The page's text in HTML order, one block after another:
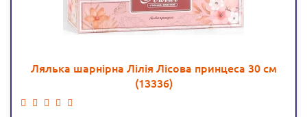
Лялька шарнірна Лілія Лісова принцеса 30 см
(13336)